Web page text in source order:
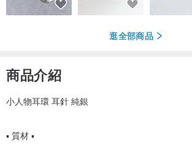
逛全部商品
商品介紹
小人物耳環 耳針 純銀
▪ 質材 ▪